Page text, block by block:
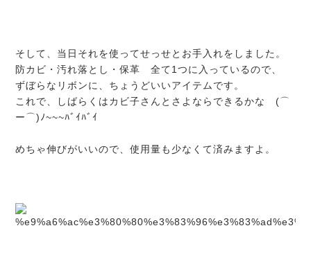
そして、当日それを使ってせっせとお手入れをしました。
防カビ・汚れ落とし・保革 全て1つに入っているので、
ずぼらなリボンに、ちょうどいいアイテムです。
これで、しばらくはカビ子さんとさよならできるかな (⌒
ー⌒)ﾉ~~~ﾊﾞｲﾊﾞｲ
めちゃ伸びがいいので、使用量も少なくて済みますよ。